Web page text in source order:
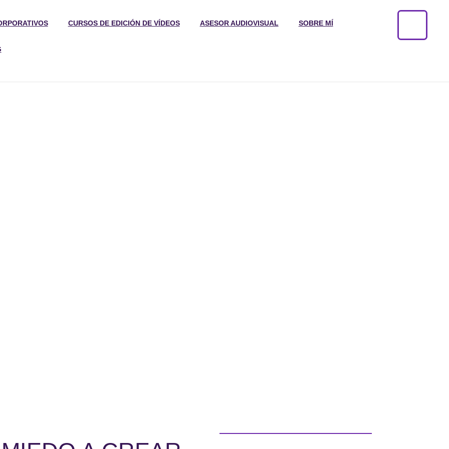
CURSOS DE EDICIÓN DE VÍDEOS ASESOR AUDIOVISUAL SOBRE MÍ